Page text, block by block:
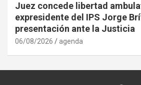
Juez concede libertad
expresidente del IPS Jorge
presentación ante la Justicia
06/08/2026 agenda